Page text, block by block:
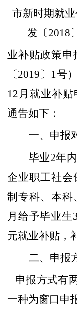
市新时期就
发〔2018〕
业补贴政策申
〔2019〕1号
12月就业补
通告如下：
一、 申报
毕业2年
企业职工社会
制专科、本科
月给予毕业生
元就业补贴，
二、申报
申报方式有
一种为窗口申